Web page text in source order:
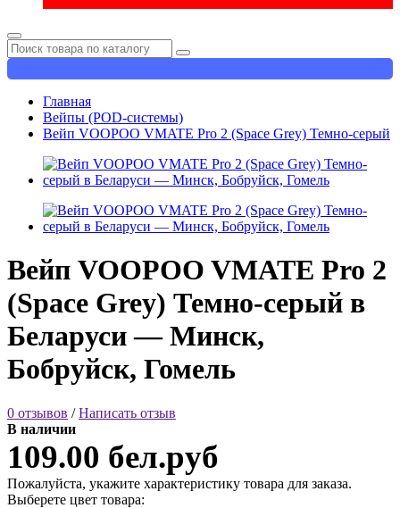
Главная
Вейпы (POD-системы)
Вейп VOOPOO VMATE Pro 2 (Space Grey) Темно-серый
Вейп VOOPOO VMATE Pro 2
(Space Grey) Темно-серый в
Беларуси — Минск,
Бобруйск, Гомель
0 отзывов /Написать отзыв
В наличии
109.00 бел.руб
Пожалуйста, укажите характеристику товара для заказа.
Выберете цвет товара: